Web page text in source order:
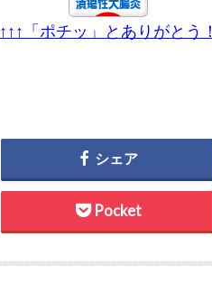
↑↑↑「ポチッ」とありがとう！
シェア
Pocket